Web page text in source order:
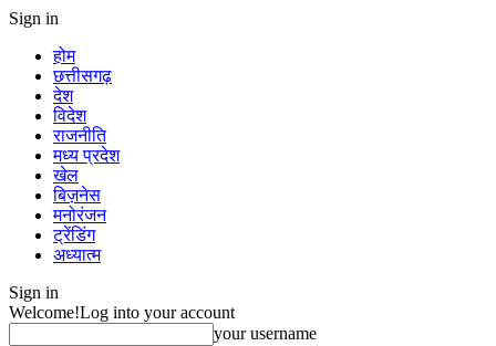
Sign in
होम
छत्तीसगढ़
देश
विदेश
राजनीति
मध्य प्रदेश
खेल
बिज़नेस
मनोरंजन
ट्रेंडिंग
अध्यात्म
Sign in
Welcome!Log into your account
your username